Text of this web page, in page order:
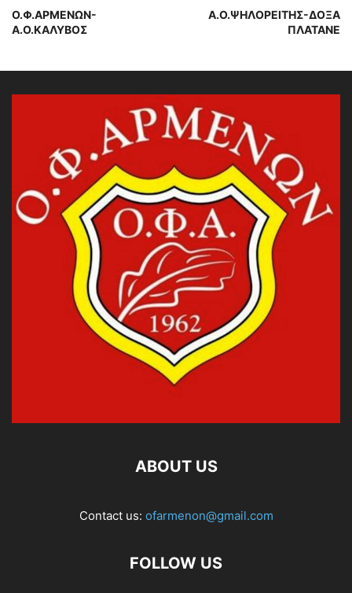
Ο.Φ.ΑΡΜΕΝΩΝ-
Α.Ο.ΚΑΛΥΒΟΣ
Α.Ο.ΨΗΛΟΡΕΙΤΗΣ-ΔΟΞΑ
ΠΛΑΤΑΝΕ
ABOUT US
Contact us: ofarmenon@gmail.com
FOLLOW US